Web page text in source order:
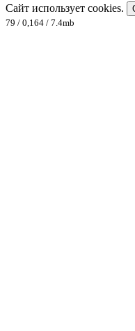
Сайт использует cookies.
79 / 0,164 / 7.4mb